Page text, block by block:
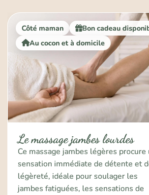
Côté maman
Bon cadeau
Au cocon et à domicile
Le massage jambes lourdes
Ce massage jambes légères procure
sensation immédiate de détente et
légèreté, idéale pour soulager les
jambes fatiguées, les sensations de